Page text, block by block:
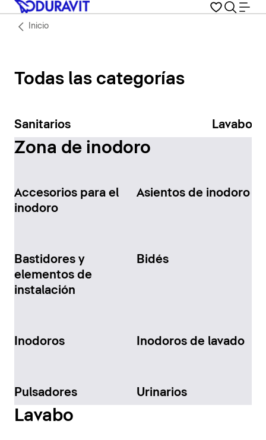
Inicio
Todas las categorías
Sanitarios Lavabos
Zona de inodoro
Accesorios para el
inodoro
Asientos de inodoro
Bastidores y
elementos de
instalación
Bidés
Inodoros Inodoros de lavado
Pulsadores Urinarios
Lavabo